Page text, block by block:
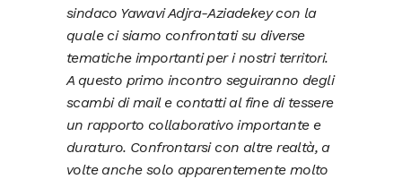
sindaco Yawavi Adjra-Aziadekey con la
quale ci siamo confrontati su diverse
tematiche importanti per i nostri territori.
A questo primo incontro seguiranno degli
scambi di mail e contatti al fine di tessere
un rapporto collaborativo importante e
duraturo. Confrontarsi con altre realtà, a
volte anche solo apparentemente molto